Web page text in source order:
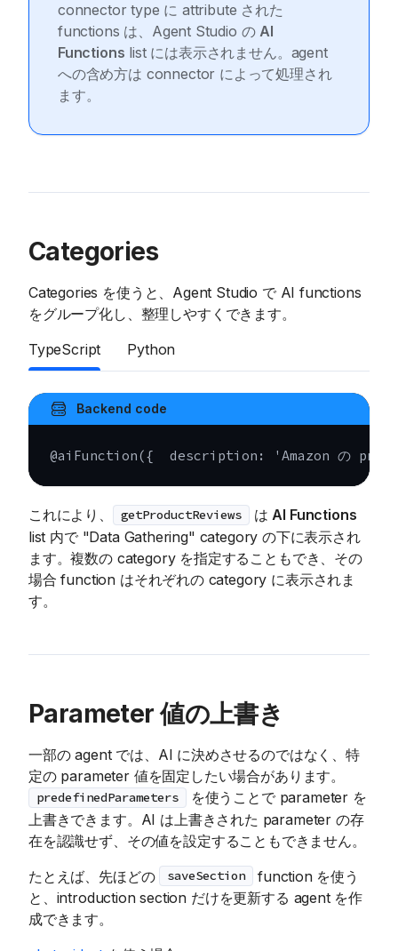
connector type に attribute された
functions は、Agent Studio のAI
Functions list には表示されません。agent
への含め方は connector によって処理され
ます。
Categories
Categories を使うと、Agent Studio で AI functions
をグループ化し、整理しやすくできます。
TypeScript
Python
Backend code
@aiFunction({
  description
: 'Amazon の
これにより、 getProductReviews はAI Functions
list 内で "Data Gathering" category の下に表示され
ます。複数の category を指定することもでき、その
場合 function はそれぞれの category に表示されま
す。
Parameter 値の上書き
一部の agent では、AI に決めさせるのではなく、特
定の parameter 値を固定したい場合があります。
predefinedParameters
を使うことで parameter を
上書きできます。AI は上書きされた parameter の存
在を認識せず、その値を設定することもできません。
たとえば、先ほどの
saveSection
function を使う
と、introduction section だけを更新する agent を作
成できます。